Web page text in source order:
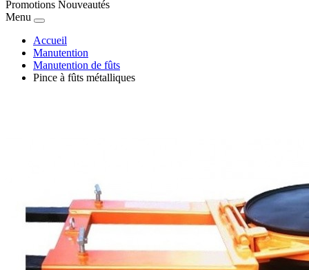
Promotions Nouveautés
Menu
Accueil
Manutention
Manutention de fûts
Pince à fûts métalliques